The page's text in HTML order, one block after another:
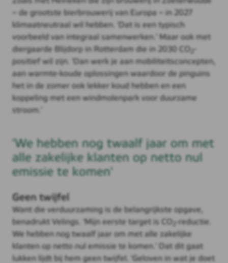
– de grootste bierbrouwerij van Europa – in 2027
klimaatneutraal wil hebben. 'Dat is een typisch
voorbeeld van integraal samenwerken.' Maar ook met
diergaarde Blijdorp in Rotterdam die in 2030 CO
-
positief wil zijn. 'Dan werk je aan mobiliteitsconcepten,
aan warmte-koude oplossingen waardoor de pinguïns
het in de zomer ook lekker koud hebben en een
koppeling met een windmolenpark voor duurzame
stroom.'
'We hebben nog twaalf jaar om met
alle zakelijke klanten op netto nul
emissie te komen'
Geen twijfel
Want die verduurzaming is de belangrijkste opgave,
benadrukt Velings. 'Mijn eerste target is CO
-reductie.
We hebben nog twaalf jaar om met alle zakelijke
klanten op netto nul emissie te komen.' Dat dit gaat
lukken lijdt bij hem geen twijfel. 'Geloven in wat je doet